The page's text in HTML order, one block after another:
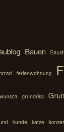
Bauen
ferienwohnung
grundriss
hunde katze